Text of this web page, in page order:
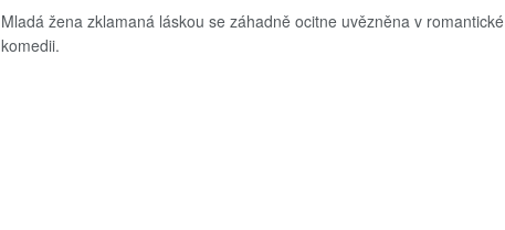
Mladá žena zklamaná láskou se záhadně ocitne uvězněna v romantické
komedii.